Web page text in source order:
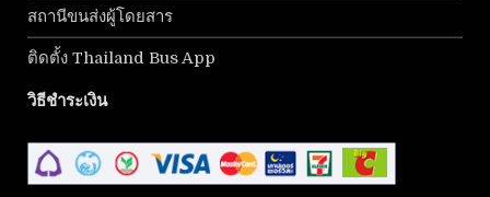
สถานีขนส่งผู้โดยสาร
ติดตั้ง Thailand Bus App
วิธีชำระเงิน